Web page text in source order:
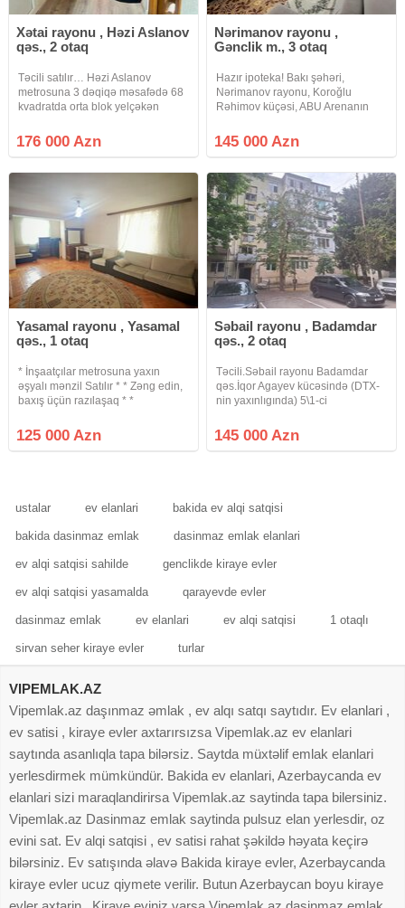
Xətai rayonu , Həzi Aslanov
qəs., 2 otaq
Təcili satılır… Həzi Aslanov
metrosuna 3 dəqiqə məsafədə 68
kvadratda orta blok yelçəkən
otaqlı əla təmirli mənzil satılır. Yola
baxan bina orta blok.
176 000 Azn
Nərimanov rayonu ,
Gənclik m., 3 otaq
Hazır ipoteka! Bakı şəhəri,
Nərimanov rayonu, Koroğlu
Rəhimov küçəsi, ABU Arenanın
Leninqrad layihəli binanın 4-cü
mərtəbəsində sahəsi 90 kv.m olan
145 000 Azn
Yasamal rayonu , Yasamal
qəs., 1 otaq
* İnşaatçılar metrosuna yaxın
əşyalı mənzil Satılır * * Zəng edin,
baxış üçün razılaşaq * *
və şəffaf şəkildə aparılır * *
Binanın tipi : köhnə tikili (Xruşofka)
125 000 Azn
Səbail rayonu , Badamdar
qəs., 2 otaq
Təcili.Səbail rayonu Badamdar
qəs.İqor Agayev kücəsində (DTX-
nin yaxınlıgında) 5\1-ci
mənzil+6kv artırması olan mənzil
Təcili satılır.Su işıq qaz daimidir
145 000 Azn
ustalar ev elanlari bakida ev alqi satqisi
bakida dasinmaz emlak dasinmaz emlak elanlari
ev alqi satqisi sahilde genclikde kiraye evler
ev alqi satqisi yasamalda qarayevde evler
dasinmaz emlak ev elanlari ev alqi satqisi 1 otaqlı
sirvan seher kiraye evler turlar
VIPEMLAK.AZ
Vipemlak.az daşınmaz əmlak , ev alqı satqı saytıdır. Ev elanlari ,
ev satisi , kiraye evler axtarırsızsa Vipemlak.az ev elanlari
saytında asanlıqla tapa bilərsiz. Saytda müxtəlif emlak elanlari
yerlesdirmek mümkündür. Bakida ev elanlari, Azerbaycanda ev
elanlari sizi maraqlandirirsa Vipemlak.az saytinda tapa bilersiniz.
Vipemlak.az Dasinmaz emlak saytinda pulsuz elan yerlesdir, oz
evini sat. Ev alqi satqisi , ev satisi rahat şəkildə həyata keçirə
bilərsiniz. Ev satışında əlavə Bakida kiraye evler, Azerbaycanda
kiraye evler ucuz qiymete verilir. Butun Azerbaycan boyu kiraye